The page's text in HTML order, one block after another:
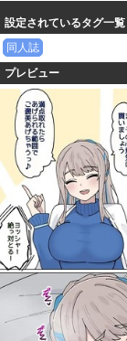
設定されているタグ一覧
同人誌
プレビュー